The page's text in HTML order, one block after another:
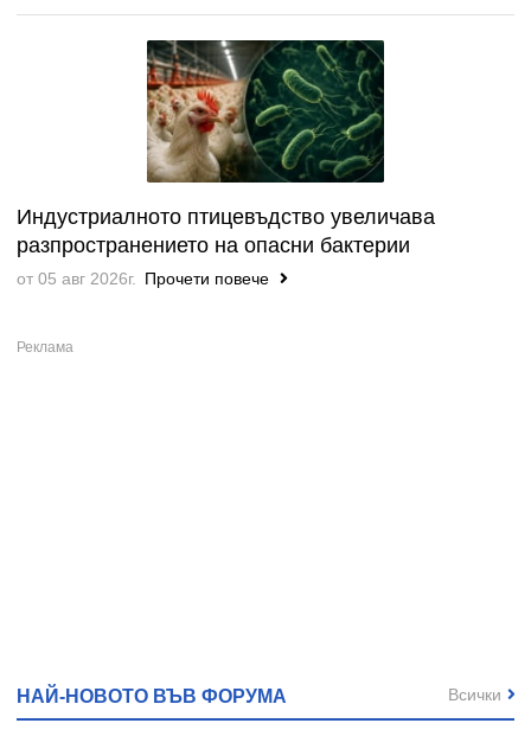
Индустриалното птицевъдство увеличава
разпространението на опасни бактерии
от 05 авг 2026г. Прочети повече
НАЙ-НОВОТО ВЪВ ФОРУМА Всички